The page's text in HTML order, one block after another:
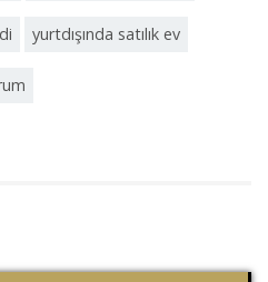
yurtdışında satılık ev